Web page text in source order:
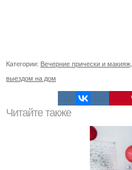
Категории: Вечерние прически и макияж,
выездом на дом
Читайте также